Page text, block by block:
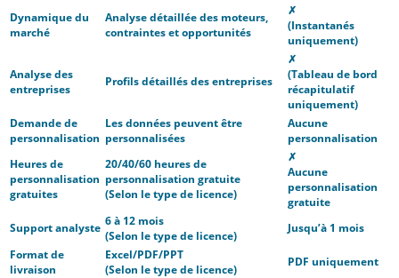
Dynamique du
marché
Analyse détaillée des moteurs,
contraintes et opportunités
✗
(Instantanés
uniquement)
Analyse des
entreprises
Profils détaillés des entreprises
✗
(Tableau de bord
récapitulatif
uniquement)
Demande de
personnalisation
Les données peuvent être
personnalisées
Aucune
personnalisation
Heures de
personnalisation
gratuites
20/40/60 heures de
personnalisation gratuite
(Selon le type de licence)
✗
Aucune
personnalisation
gratuite
Support analyste 6 à 12 mois
(Selon le type de licence)
Jusqu’à 1 mois
Format de
livraison
Excel/PDF/PPT
(Selon le type de licence)
PDF uniquement